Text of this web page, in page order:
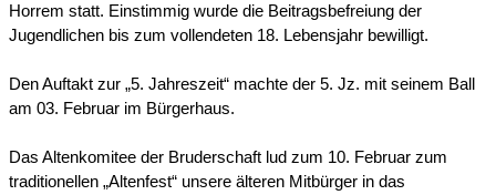
Horrem statt. Einstimmig wurde die Beitragsbefreiung der
Jugendlichen bis zum vollendeten 18. Lebensjahr bewilligt.
Den Auftakt zur „5. Jahreszeit“ machte der 5. Jz. mit seinem Ball
am 03. Februar im Bürgerhaus.
Das Altenkomitee der Bruderschaft lud zum 10. Februar zum
traditionellen „Altenfest“ unsere älteren Mitbürger in das